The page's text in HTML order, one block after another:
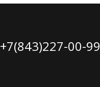
+7(843)227-00-99